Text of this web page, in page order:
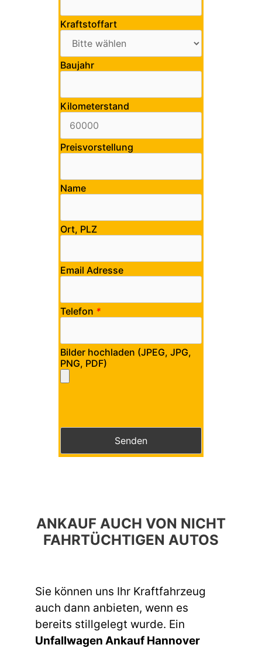
Kraftstoffart
Baujahr
Kilometerstand
Preisvorstellung
Name
Ort, PLZ
Email Adresse
Telefon *
Bilder hochladen (JPEG, JPG,
PNG, PDF)
Bitte lasse dieses Feld leer.
ANKAUF AUCH VON NICHT
FAHRTÜCHTIGEN AUTOS
Sie können uns Ihr Kraftfahrzeug
auch dann anbieten, wenn es
bereits stillgelegt wurde. Ein
Unfallwagen Ankauf Hannover